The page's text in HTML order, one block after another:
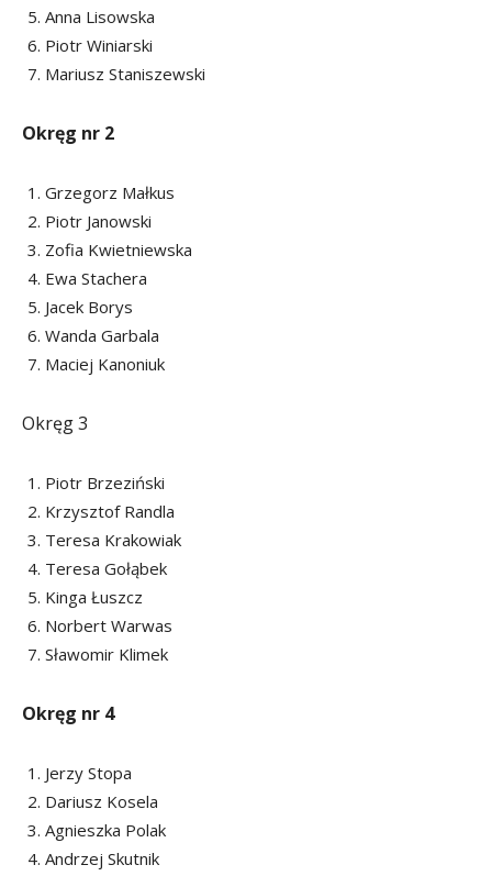
Anna Lisowska
Piotr Winiarski
Mariusz Staniszewski
Okręg nr 2
Grzegorz Małkus
Piotr Janowski
Zofia Kwietniewska
Ewa Stachera
Jacek Borys
Wanda Garbala
Maciej Kanoniuk
Okręg 3
Piotr Brzeziński
Krzysztof Randla
Teresa Krakowiak
Teresa Gołąbek
Kinga Łuszcz
Norbert Warwas
Sławomir Klimek
Okręg nr 4
Jerzy Stopa
Dariusz Kosela
Agnieszka Polak
Andrzej Skutnik